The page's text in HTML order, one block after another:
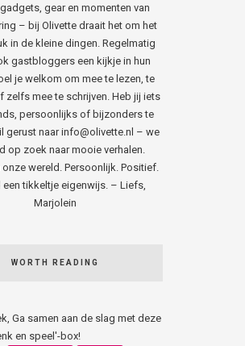
gear en momenten van
– bij Olivette draait het om het
in de kleine dingen. Regelmatig
gastbloggers een kijkje in hun
je welkom om mee te lezen, te
zelfs mee te schrijven. Heb jij iets
persoonlijks of bijzonders te
gerust naar info@olivette.nl – we
op zoek naar mooie verhalen.
wereld. Persoonlijk. Positief.
een tikkeltje eigenwijs. – Liefs,
Marjolein
WORTH READING